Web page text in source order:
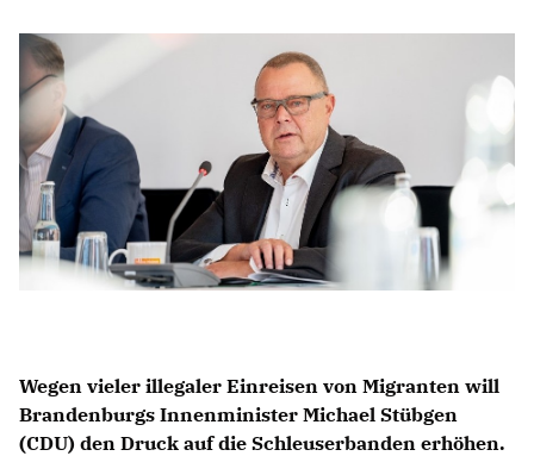
CDU Deutschland
CDU Fraktion im Brandenburger Landtag
CDU Brandenburg
CDU Potsdam
Wegen vieler illegaler Einreisen von Migranten will
Brandenburgs Innenminister Michael Stübgen
(CDU) den Druck auf die Schleuserbanden erhöhen.